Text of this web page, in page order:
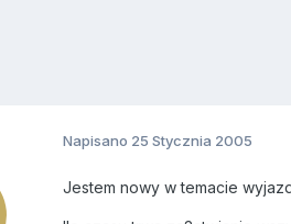
Napisano 25 Stycznia 2005
Jestem nowy w temacie